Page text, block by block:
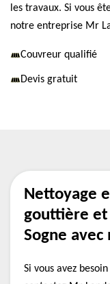
les travaux. Si vous
notre entreprise Mr
Couvreur qualifié
Devis gratuit
Nettoyage
gouttière et
Sogne
Si vous avez